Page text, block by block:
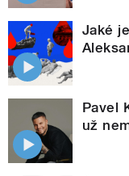
Jaké
Pavel
už